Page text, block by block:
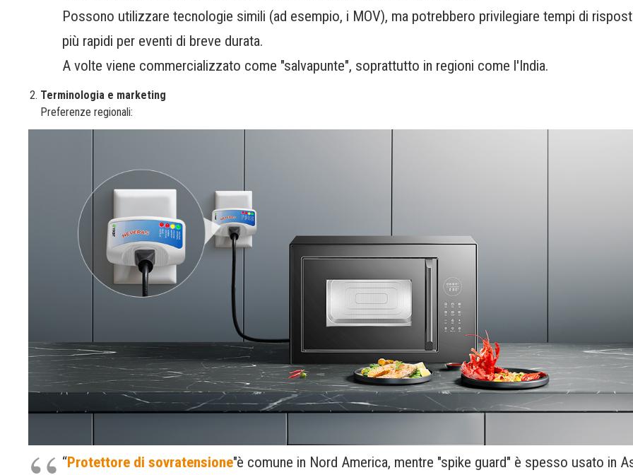
Possono utilizzare tecnologie simili (ad esempio, i MOV), ma potrebbero privilegiare tempi di
più rapidi per eventi di breve durata.
A volte viene commercializzato come "salvapunte", soprattutto in regioni come l'India.
Terminologia e marketing
Preferenze regionali:
“Protettore di sovratensione"è comune in Nord America, mentre "spike guard" è spesso usato in